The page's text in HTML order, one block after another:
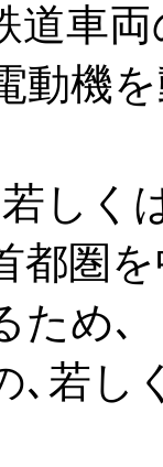
道車
動機
しく
都圏
ため､
､若し